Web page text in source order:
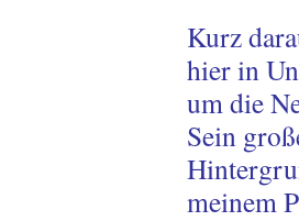
Kurz
hier in
um die
Sein
meinem